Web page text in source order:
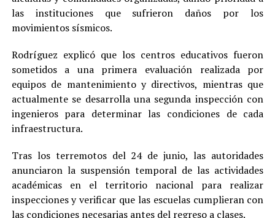
las instituciones que sufrieron daños por los
movimientos sísmicos.
Rodríguez explicó que los centros educativos fueron
sometidos a una primera evaluación realizada por
equipos de mantenimiento y directivos, mientras que
actualmente se desarrolla una segunda inspección con
ingenieros para determinar las condiciones de cada
infraestructura.
Tras los terremotos del 24 de junio, las autoridades
anunciaron la suspensión temporal de las actividades
académicas en el territorio nacional para realizar
inspecciones y verificar que las escuelas cumplieran con
las condiciones necesarias antes del regreso a clases.